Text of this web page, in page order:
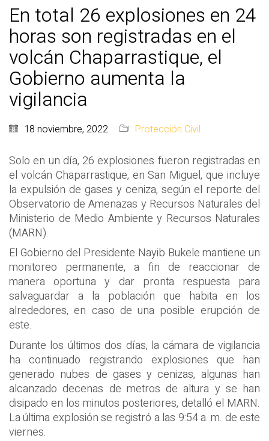
En total 26 explosiones en 24
horas son registradas en el
volcán Chaparrastique, el
Gobierno aumenta la
vigilancia
18 noviembre, 2022 Protección Civil
Solo en un día, 26 explosiones fueron registradas en
el volcán Chaparrastique, en San Miguel, que incluye
la expulsión de gases y ceniza, según el reporte del
Observatorio de Amenazas y Recursos Naturales del
Ministerio de Medio Ambiente y Recursos Naturales
(MARN).
El Gobierno del Presidente Nayib Bukele mantiene un
monitoreo permanente, a fin de reaccionar de
manera oportuna y dar pronta respuesta para
salvaguardar a la población que habita en los
alrededores, en caso de una posible erupción de
este.
Durante los últimos dos días, la cámara de vigilancia
ha continuado registrando explosiones que han
generado nubes de gases y cenizas, algunas han
alcanzado decenas de metros de altura y se han
disipado en los minutos posteriores, detalló el MARN.
La última explosión se registró a las 9:54 a. m. de este
viernes.